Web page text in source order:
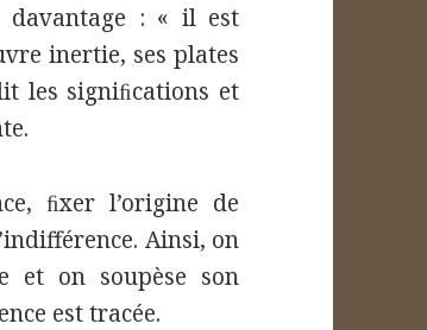
davantage : « il est
inertie, ses plates
les signiﬁcations et
ﬁxer l’origine de
Ainsi, on
et on soupèse son
est tracée.